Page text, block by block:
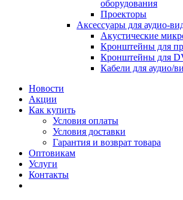
оборудования
Проекторы
Аксессуары для аудио-
Акустические
Кронштейны для
Кронштейны для
Кабели для аудио/
Новости
Акции
Как купить
Условия оплаты
Условия доставки
Гарантия и возврат товара
Оптовикам
Услуги
Контакты